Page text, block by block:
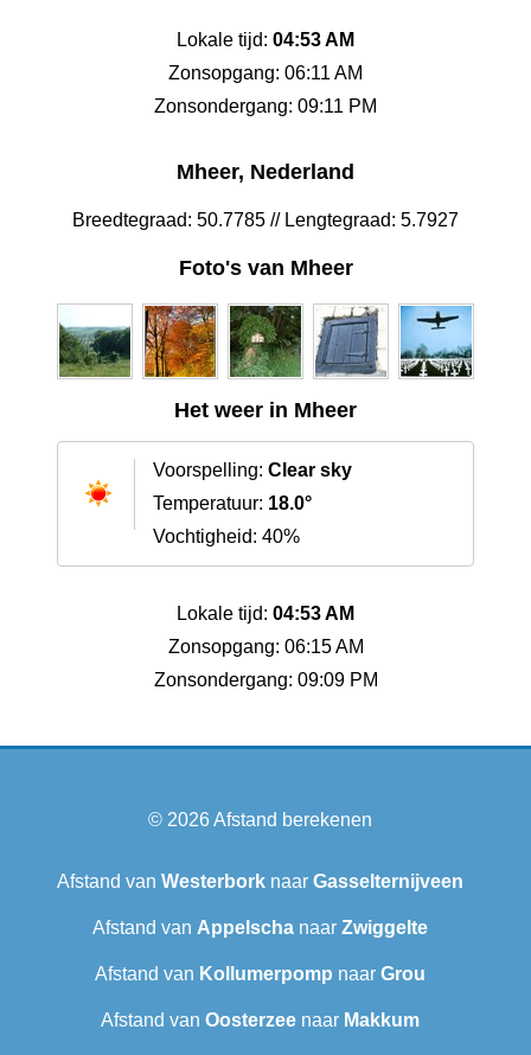
Lokale tijd: 04:53 AM
Zonsopgang: 06:11 AM
Zonsondergang: 09:11 PM
Mheer, Nederland
Breedtegraad: 50.7785 // Lengtegraad: 5.7927
Foto's van Mheer
Het weer in Mheer
Voorspelling: Clear sky
Temperatuur: 18.0°
Vochtigheid: 40%
Lokale tijd: 04:53 AM
Zonsopgang: 06:15 AM
Zonsondergang: 09:09 PM
© 2026Afstand berekenen
Afstand van Westerborknaar Gasselternijveen
Afstand van Appelschanaar Zwiggelte
Afstand van Kollumerpomp naar Grou
Afstand van Oosterzeenaar Makkum